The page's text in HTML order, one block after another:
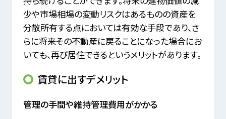
少や市場相場の変動リスクはあるものの資産を
分散所有する点においては有効な手段であり、さ
らに将来その不動産に戻ることになった場合にお
いても、再び居住できるというメリットがあります。
賃貸に出すデメリット
管理の手間や維持管理費用がかかる